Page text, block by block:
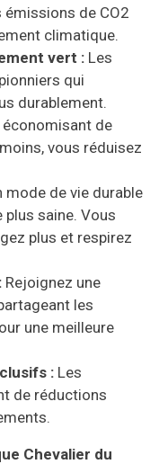
de CO2
climatique.
vert : Les
qui
durablement.
économisant de
vous réduisez
mode de vie durable
saine. Vous
plus et respirez
Rejoignez une
les
une meilleure
: Les
de réductions
Chevalier du